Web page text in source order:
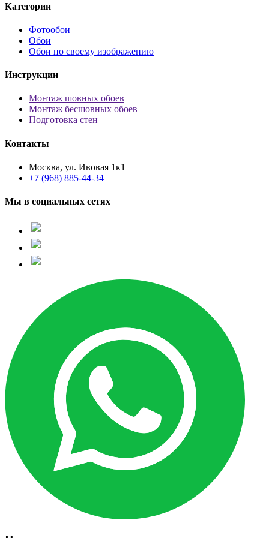
Категории
Фотообои
Обои
Обои по своему изображению
Инструкции
Монтаж шовных обоев
Монтаж бесшовных обоев
Подготовка стен
Контакты
Москва, ул. Ивовая 1к1
+7 (968) 885-44-34
Мы в социальных сетях